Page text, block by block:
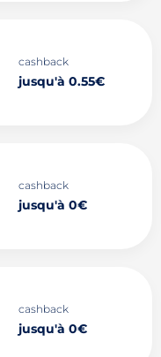
cashback
jusqu'à 0.55€
cashback
jusqu'à 0€
cashback
jusqu'à 0€